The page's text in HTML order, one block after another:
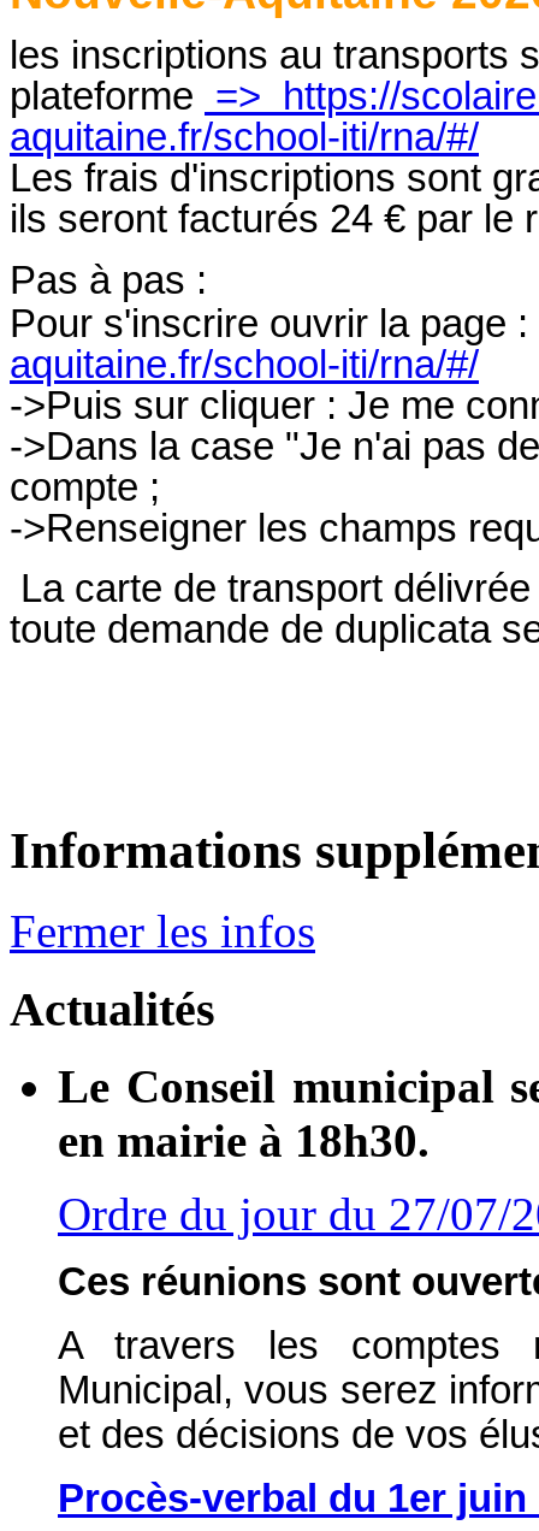
les inscriptions au transports
plateforme =>
https://
aquitaine.fr/school-iti/rna/#/
Les frais d'inscriptions sont
ils seront facturés 24 € par le
Pas à pas :
Pour s'inscrire ouvrir la page :
aquitaine.fr/school-iti/rna/#/
->Puis sur cliquer : Je me
->Dans la case "Je n'ai pas
compte ;
->Renseigner les champs
La carte de transport
toute demande de duplicata
Informations
Fermer les infos
Actualités
Le Conseil municipal
en mairie à 18h30.
Ordre du jour du 27/07/
Ces réunions sont
A travers les comptes
Municipal, vous serez
et des décisions de vos
Procès-verbal du 1er juin